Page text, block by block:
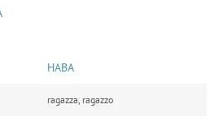
HABA
ragazza, ragazzo